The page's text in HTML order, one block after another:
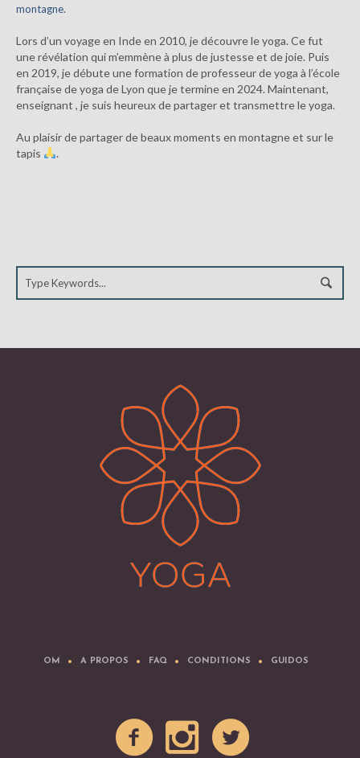
montagne.
Lors d’un voyage en Inde en 2010, je découvre le yoga. Ce fut
une révélation qui m’emmène à plus de justesse et de joie. Puis
en 2019, je débute une formation de professeur de yoga à l’école
française de yoga de Lyon que je termine en 2024. Maintenant,
enseignant , je suis heureux de partager et transmettre le yoga.
Au plaisir de partager de beaux moments en montagne et sur le
tapis
.
OM A PROPOS FAQ CONDITIONS GUIDOS